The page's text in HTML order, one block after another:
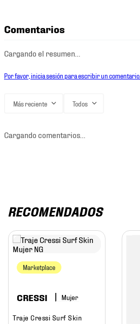
Comentarios
Cargando el resumen…
Por favor, inicia sesión para escribir un comentario.
Más reciente Todos
Cargando comentarios…
RECOMENDADOS
Marketplace
CRESSI Mujer
Traje Cressi Surf Skin